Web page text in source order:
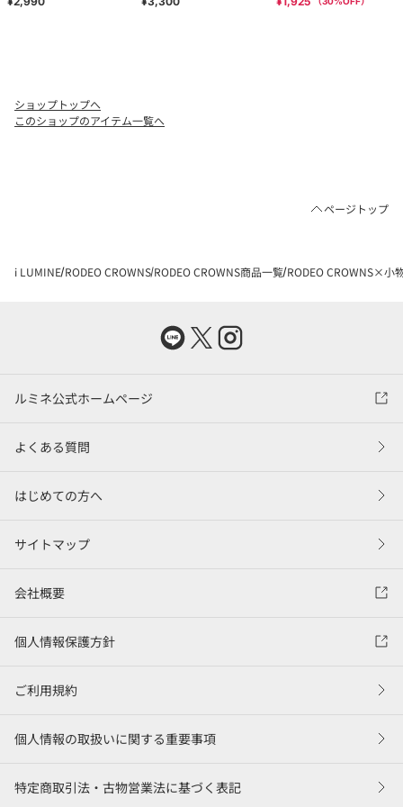
ショップトップへ
このショップのアイテム一覧へ
ページトップ
i LUMINE RODEO CROWNS RODEO CROWNS商品一覧 RODEO CROWNS×小
ルミネ公式ホームページ
よくある質問
はじめての方へ
サイトマップ
会社概要
個人情報保護方針
ご利用規約
個人情報の取扱いに関する重要事項
特定商取引法・古物営業法に基づく表記